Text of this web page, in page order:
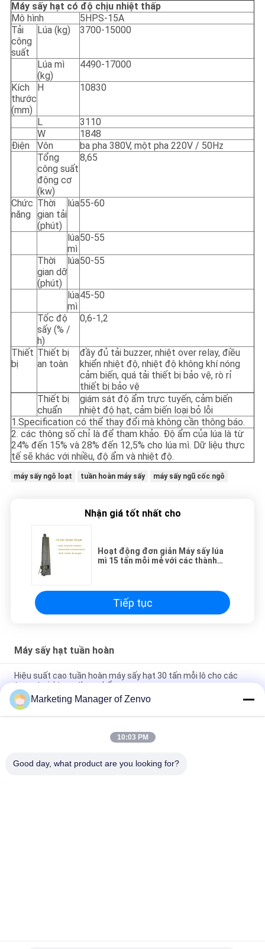
Máy sấy hạt có độ chịu nhiệt thấp
Mô hình
5HPS-15A
Tải
công
suất
Lúa (kg) 3700-15000
Lúa mì
(kg)
4490-17000
Kích
thước
(mm)
H 10830
L
3110
W
1848
Điện
Vôn
ba pha 380V, một pha 220V / 50Hz
Tổng
công suất
động cơ
(kw)
8,65
Chức
năng
Thời
gian tải
(phút)
lúa55-60
lúa
mì
50-55
Thời
gian dỡ
(phút)
lúa50-55
lúa
mì
45-50
Tốc độ
sấy (% /
h)
0,6-1,2
Thiết
bị
Thiết bị
an toàn
đầy đủ tải buzzer, nhiệt over relay, điều
khiển nhiệt độ, nhiệt độ không khí nóng
cảm biến, quá tải thiết bị bảo vệ, rò rỉ
thiết bị bảo vệ
Thiết bị
chuẩn
giám sát độ ẩm trực tuyến, cảm biến
nhiệt độ hạt, cảm biến loại bỏ lỗi
1.Specification có thể thay đổi mà không cần thông báo.
2. các thông số chỉ là để tham khảo. Độ ẩm của lúa là từ
24% đến 15% và 28% đến 12,5% cho lúa mì. Dữ liệu thực
tế sẽ khác với nhiều, độ ẩm và nhiệt độ.
máy sấy ngô loạt tuần hoàn máy sấy máy sấy ngũ cốc ngô
Nhận giá tốt nhất cho
Hoạt động đơn giản Máy sấy lúa
mì 15 tấn mỗi mẻ với các thành
Tiếp tục
Máy sấy hạt tuần hoàn
Hiệu suất cao tuần hoàn máy sấy hạt 30 tấn mỗi lô cho các
trang trại / trạm thực phẩm
Batch tuần hoàn gạo hạt máy sấy ít ô nhiễm cho ngô / hạt cải
dầu
5HPS-20A máy sấy hạt tuần hoàn 20 tấn mỗi mẻ để sấy khô
Marketing Manager of Zenvo
10:03 PM
Good day, what product are you looking for?